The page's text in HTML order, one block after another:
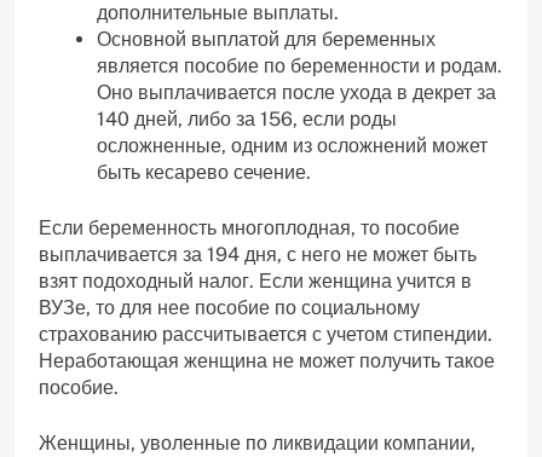
дополнительные выплаты.
Основной выплатой для беременных
является пособие по беременности и родам.
Оно выплачивается после ухода в декрет за
140 дней, либо за 156, если роды
осложненные, одним из осложнений может
быть кесарево сечение.
Если беременность многоплодная, то пособие
выплачивается за 194 дня, с него не может быть
взят подоходный налог. Если женщина учится в
ВУЗе, то для нее пособие по социальному
страхованию рассчитывается с учетом стипендии.
Неработающая женщина не может получить такое
пособие.
Женщины, уволенные по ликвидации компании,